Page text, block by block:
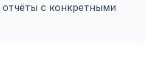
с конкретными